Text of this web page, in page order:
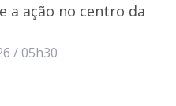
a ação no centro da
/ 05h30